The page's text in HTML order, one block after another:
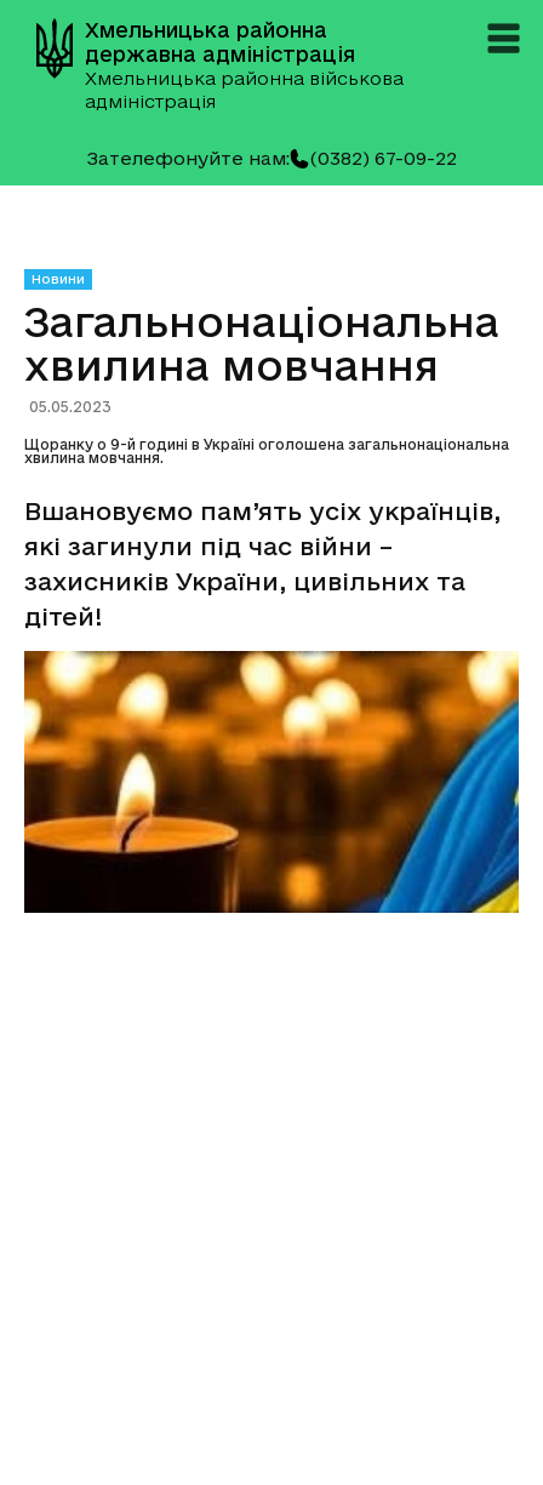
Хмельницька районна
державна адміністрація
Хмельницька районна військова
адміністрація
Зателефонуйте нам: (0382) 67-09-22
Новини
Загальнонаціональна
хвилина мовчання
05.05.2023
Щоранку о 9-й годині в Україні оголошена загальнонаціональна
хвилина мовчання.
Вшановуємо пам’ять усіх українців,
які загинули під час війни –
захисників України, цивільних та
дітей!